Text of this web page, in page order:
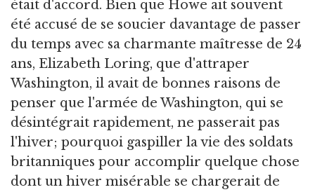
était d'accord. Bien que Howe ait souvent
été accusé de se soucier davantage de passer
du temps avec sa charmante maîtresse de 24
ans, Elizabeth Loring, que d'attraper
Washington, il avait de bonnes raisons de
penser que l'armée de Washington, qui se
désintégrait rapidement, ne passerait pas
l'hiver; pourquoi gaspiller la vie des soldats
britanniques pour accomplir quelque chose
dont un hiver misérable se chargerait de